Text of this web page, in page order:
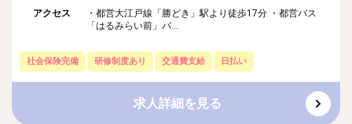
アクセス
・都営大江戸線「勝どき」駅より徒歩17分 ・都営バス
「はるみらい前」バ...
社会保険完備 研修制度あり 交通費支給 日払い
求人詳細を見る